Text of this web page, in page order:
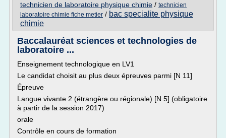
technicien de laboratoire physique chimie / technicien
laboratoire chimie fiche metier / bac specialite physique
chimie
Baccalauréat sciences et technologies de
laboratoire ...
Enseignement technologique en LV1
Le candidat choisit au plus deux épreuves parmi [N 11]
Épreuve
Langue vivante 2 (étrangère ou régionale) [N 5] (obligatoire
à partir de la session 2017)
orale
Contrôle en cours de formation